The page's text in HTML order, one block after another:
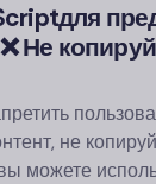
для
Не
не
можете